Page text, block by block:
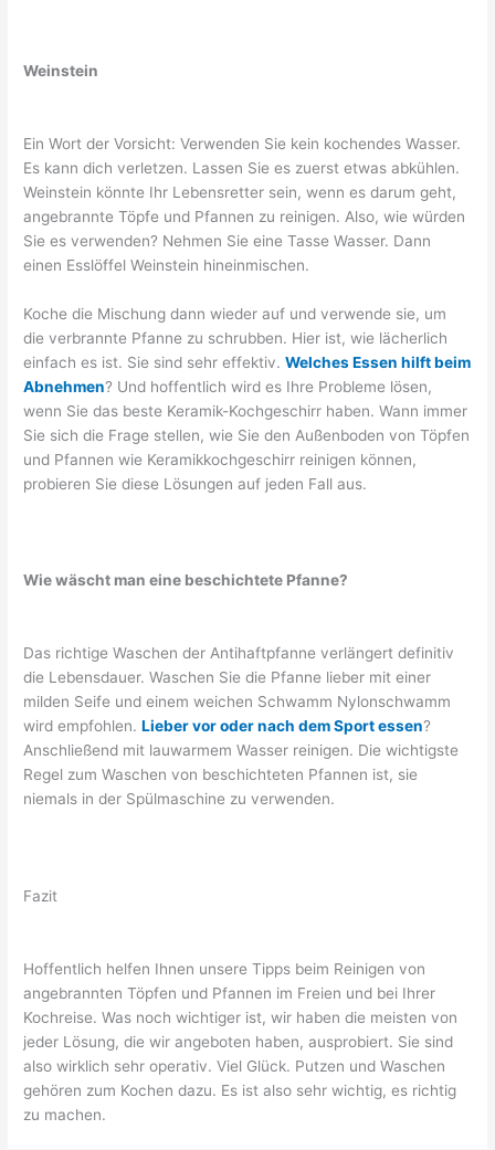
Weinstein
Ein Wort der Vorsicht: Verwenden Sie kein kochendes Wasser.
Es kann dich verletzen. Lassen Sie es zuerst etwas abkühlen.
Weinstein könnte Ihr Lebensretter sein, wenn es darum geht,
angebrannte Töpfe und Pfannen zu reinigen. Also, wie würden
Sie es verwenden? Nehmen Sie eine Tasse Wasser. Dann
einen Esslöffel Weinstein hineinmischen.
Koche die Mischung dann wieder auf und verwende sie, um
die verbrannte Pfanne zu schrubben. Hier ist, wie lächerlich
einfach es ist. Sie sind sehr effektiv.Welches Essen hilft beim
Abnehmen? Und hoffentlich wird es Ihre Probleme lösen,
wenn Sie das beste Keramik-Kochgeschirr haben. Wann immer
Sie sich die Frage stellen, wie Sie den Außenboden von Töpfen
und Pfannen wie Keramikkochgeschirr reinigen können,
probieren Sie diese Lösungen auf jeden Fall aus.
Wie wäscht man eine beschichtete Pfanne?
Das richtige Waschen der Antihaftpfanne verlängert definitiv
die Lebensdauer. Waschen Sie die Pfanne lieber mit einer
milden Seife und einem weichen Schwamm Nylonschwamm
wird empfohlen.Lieber vor oder nach dem Sport essen?
Anschließend mit lauwarmem Wasser reinigen. Die wichtigste
Regel zum Waschen von beschichteten Pfannen ist, sie
niemals in der Spülmaschine zu verwenden.
Fazit
Hoffentlich helfen Ihnen unsere Tipps beim Reinigen von
angebrannten Töpfen und Pfannen im Freien und bei Ihrer
Kochreise. Was noch wichtiger ist, wir haben die meisten von
jeder Lösung, die wir angeboten haben, ausprobiert. Sie sind
also wirklich sehr operativ. Viel Glück. Putzen und Waschen
gehören zum Kochen dazu. Es ist also sehr wichtig, es richtig
zu machen.